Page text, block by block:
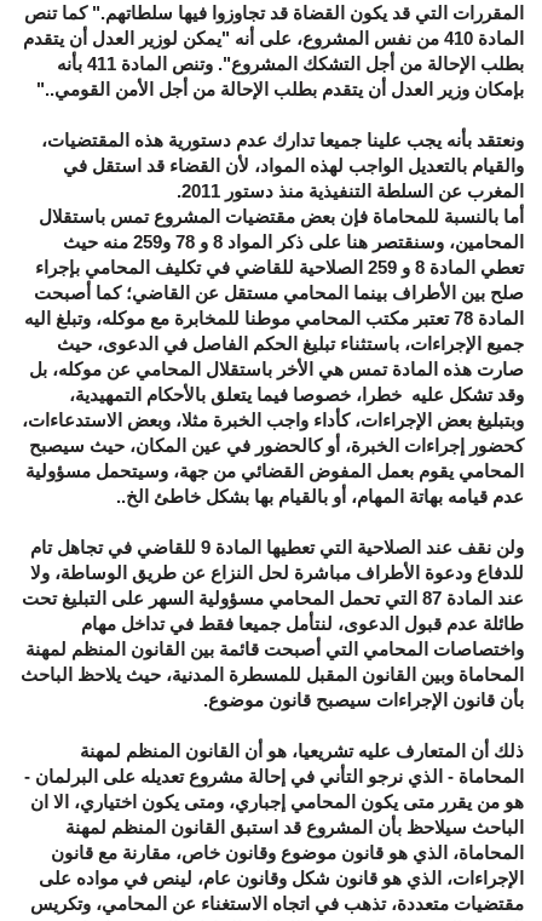
المقررات التي قد يكون القضاة قد تجاوزوا فيها سلطاتهم." كما تنص
المادة 410 من نفس المشروع، على أنه "يمكن لوزير العدل أن يتقدم
بطلب الإحالة من أجل التشكك المشروع". وتنص المادة 411 بأنه
بإمكان وزير العدل أن يتقدم بطلب الإحالة من أجل الأمن القومي.."
ونعتقد بأنه يجب علينا جميعا تدارك عدم دستورية هذه المقتضيات،
والقيام بالتعديل الواجب لهذه المواد، لأن القضاء قد استقل في
المغرب عن السلطة التنفيذية منذ دستور 2011.
أما بالنسبة للمحاماة فإن بعض مقتضيات المشروع تمس باستقلال
المحامين، وسنقتصر هنا على ذكر المواد 8 و 78 و259 منه حيث
تعطي المادة 8 و 259 الصلاحية للقاضي في تكليف المحامي بإجراء
صلح بين الأطراف بينما المحامي مستقل عن القاضي؛ كما أصبحت
المادة 78 تعتبر مكتب المحامي موطنا للمخابرة مع موكله، وتبلغ اليه
جميع الإجراءات، باستثناء تبليغ الحكم الفاصل في الدعوى، حيث
صارت هذه المادة تمس هي الأخر باستقلال المحامي عن موكله، بل
وقد تشكل عليه خطرا، خصوصا فيما يتعلق بالأحكام التمهيدية،
وبتبليغ بعض الإجراءات، كأداء واجب الخبرة مثلا، وبعض الاستدعاءات،
كحضور إجراءات الخبرة، أو كالحضور في عين المكان، حيث سيصبح
المحامي يقوم بعمل المفوض القضائي من جهة، وسيتحمل مسؤولية
عدم قيامه بهاتة المهام، أو بالقيام بها بشكل خاطئ الخ..
ولن نقف عند الصلاحية التي تعطيها المادة 9 للقاضي في تجاهل تام
للدفاع ودعوة الأطراف مباشرة لحل النزاع عن طريق الوساطة، ولا
عند المادة 87 التي تحمل المحامي مسؤولية السهر على التبليغ تحت
طائلة عدم قبول الدعوى، لنتأمل جميعا فقط في تداخل مهام
واختصاصات المحامي التي أصبحت قائمة بين القانون المنظم لمهنة
المحاماة وبين القانون المقبل للمسطرة المدنية، حيث يلاحظ الباحث
بأن قانون الإجراءات سيصبح قانون موضوع.
ذلك أن المتعارف عليه تشريعيا، هو أن القانون المنظم لمهنة
المحاماة - الذي نرجو التأني في إحالة مشروع تعديله على البرلمان -
هو من يقرر متى يكون المحامي إجباري، ومتى يكون اختياري، الا ان
الباحث سيلاحظ بأن المشروع قد استبق القانون المنظم لمهنة
المحاماة، الذي هو قانون موضوع وقانون خاص، مقارنة مع قانون
الإجراءات، الذي هو قانون شكل وقانون عام، لينص في مواده على
مقتضيات متعددة، تذهب في اتجاه الاستغناء عن المحامي، وتكريس